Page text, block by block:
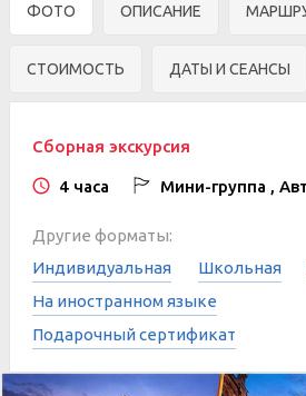
ФОТО ОПИСАНИЕ
СТОИМОСТЬ ДАТЫ И СЕАНСЫ
Сборная экскурсия
4 часа Мини-группа ,
Другие форматы:
Индивидуальная
Школьная
На иностранном языке
Подарочный сертификат